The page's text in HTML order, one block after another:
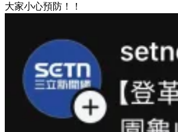
大家小心預防！！